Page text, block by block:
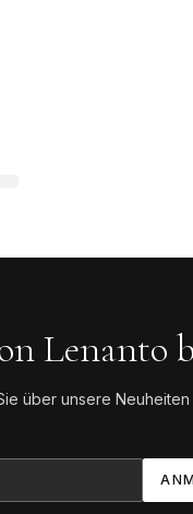
Lenanto
über unsere Neuheiten